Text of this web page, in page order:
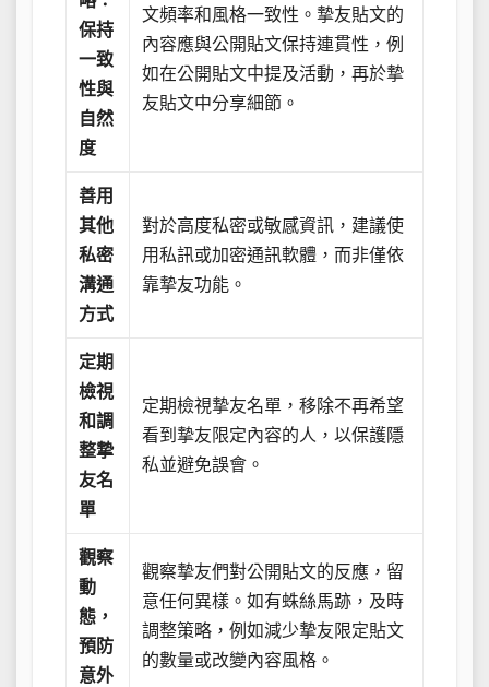
保持
一致
性與
自然
度
文頻率和風格一致性。摯友貼文的
內容應與公開貼文保持連貫性，例
如在公開貼文中提及活動，再於摯
友貼文中分享細節。
善用
其他
私密
溝通
方式
對於高度私密或敏感資訊，建議使
用私訊或加密通訊軟體，而非僅依
靠摯友功能。
定期
檢視
和調
整摯
友名
單
定期檢視摯友名單，移除不再希望
看到摯友限定內容的人，以保護隱
私並避免誤會。
觀察
動
態，
預防
意外
觀察摯友們對公開貼文的反應，留
意任何異樣。如有蛛絲馬跡，及時
調整策略，例如減少摯友限定貼文
的數量或改變內容風格。